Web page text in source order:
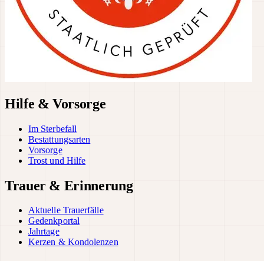
Hilfe & Vorsorge
Im Sterbefall
Bestattungsarten
Vorsorge
Trost und Hilfe
Trauer & Erinnerung
Aktuelle Trauerfälle
Gedenkportal
Jahrtage
Kerzen & Kondolenzen